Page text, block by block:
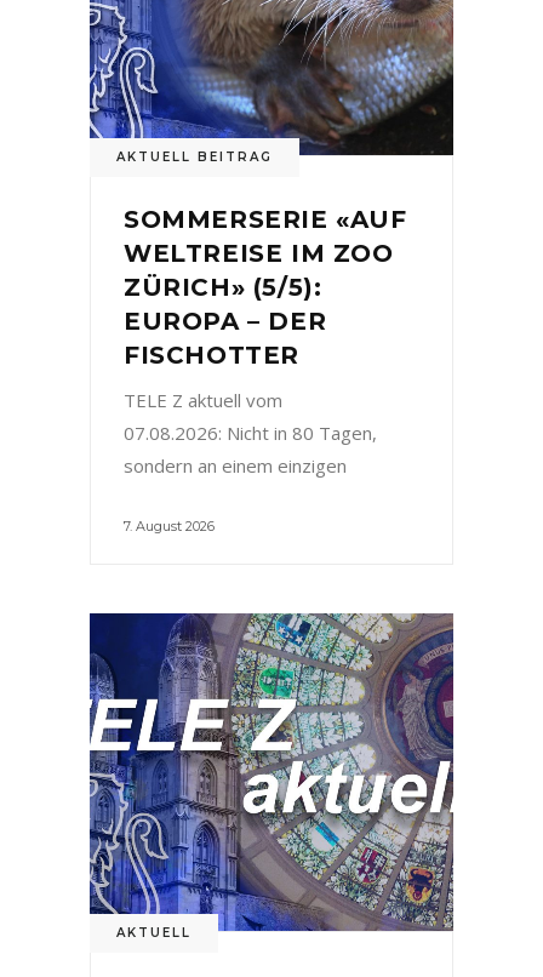
AKTUELL BEITRAG
SOMMERSERIE «AUF
WELTREISE IM ZOO
ZÜRICH» (5/5):
EUROPA – DER
FISCHOTTER
TELE Z aktuell vom
07.08.2026: Nicht in 80 Tagen,
sondern an einem einzigen
7. August 2026
AKTUELL